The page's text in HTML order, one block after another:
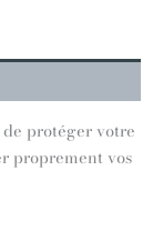
protéger votre
proprement vos